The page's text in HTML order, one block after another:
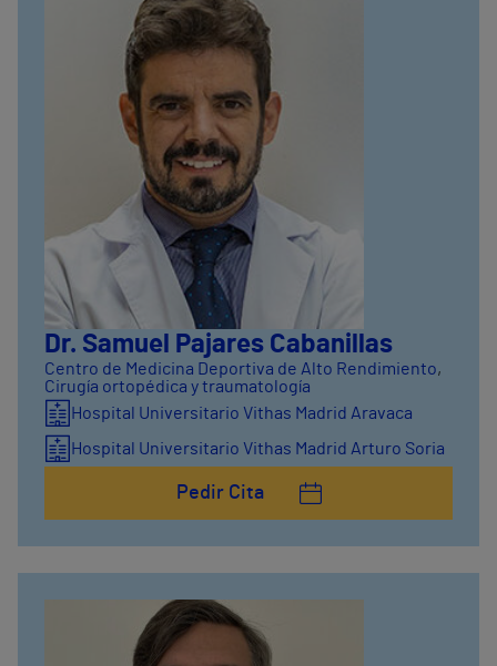
Dr. Samuel Pajares Cabanillas
Centro de Medicina Deportiva de Alto Rendimiento,
Cirugía ortopédica y traumatología
Hospital Universitario Vithas Madrid Aravaca
Hospital Universitario Vithas Madrid Arturo Soria
Pedir Cita